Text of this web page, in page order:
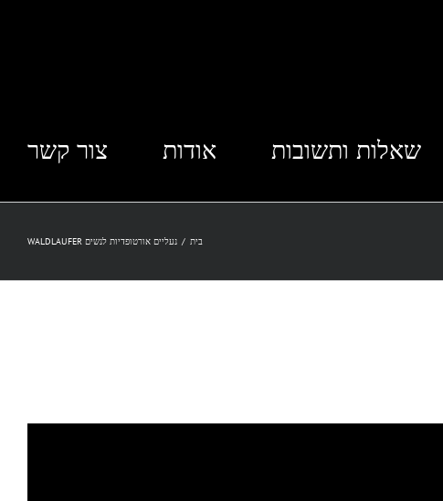
שאלות ותשובות אודות צור קשר
בית / נעליים אורטופדיות לנשים WALDLAUFER